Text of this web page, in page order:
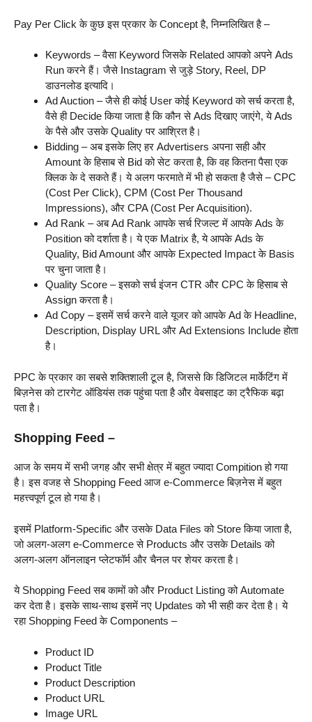
Pay Per Click के कुछ इस प्रकार के Concept है, निम्नलिखित है –
Keywords – वैसा Keyword जिसके Related आपको अपने Ads
Run करने हैं। जैसे Instagram से जुड़े Story, Reel, DP
डाउनलोड इत्यादि।
Ad Auction – जैसे ही कोई User कोई Keyword को सर्च करता है,
वैसे ही Decide किया जाता है कि कौन से Ads दिखाए जाएंगे, ये Ads
के पैसे और उसके Quality पर आश्रित है।
Bidding – अब इसके लिए हर Advertisers अपना सही और
Amount के हिसाब से Bid को सेट करता है, कि वह कितना पैसा एक
क्लिक के दे सकते हैं। ये अलग फरमाते में भी हो सकता है जैसे – CPC
(Cost Per Click), CPM (Cost Per Thousand
Impressions), और CPA (Cost Per Acquisition).
Ad Rank – अब Ad Rank आपके सर्च रिजल्ट में आपके Ads के
Position को दर्शाता है। ये एक Matrix है, ये आपके Ads के
Quality, Bid Amount और आपके Expected Impact के Basis
पर चुना जाता है।
Quality Score – इसको सर्च इंजन CTR और CPC के हिसाब से
Assign करता है।
Ad Copy – इसमें सर्च करने वाले यूजर को आपके Ad के Headline,
Description, Display URL और Ad Extensions Include होता
है।
PPC के प्रकार का सबसे शक्तिशाली टूल है, जिससे कि डिजिटल मार्केटिंग में
बिज़नेस को टारगेट ऑडियंस तक पहुंचा पता है और वेबसाइट का ट्रैफिक बढ़ा
पता है।
Shopping Feed –
आज के समय में सभी जगह और सभी क्षेत्र में बहुत ज्यादा Compition हो गया
है। इस वजह से Shopping Feed आज e-Commerce बिज़नेस में बहुत
महत्त्वपूर्ण टूल हो गया है।
इसमें Platform-Specific और उसके Data Files को Store किया जाता है,
जो अलग-अलग e-Commerce से Products और उसके Details को
अलग-अलग ऑनलाइन प्लेटफॉर्म और चैनल पर शेयर करता है।
ये Shopping Feed सब कामों को और Product Listing को Automate
कर देता है। इसके साथ-साथ इसमें नए Updates को भी सही कर देता है। ये
रहा Shopping Feed के Components –
Product ID
Product Title
Product Description
Product URL
Image URL